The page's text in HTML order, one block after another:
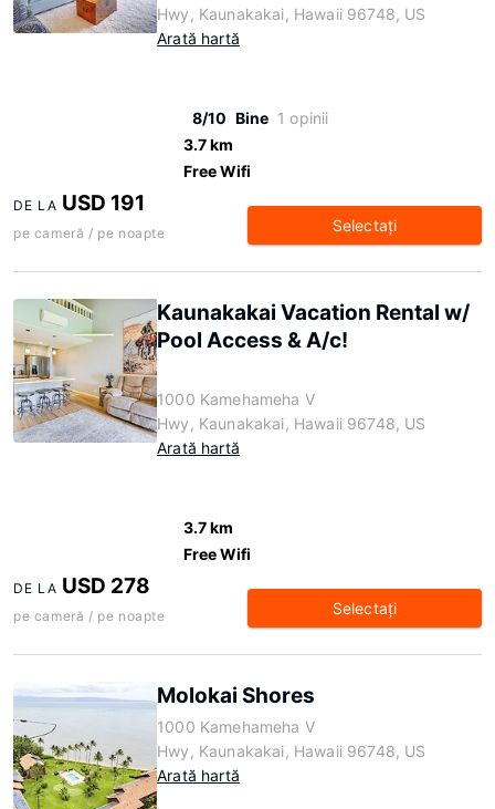
Hwy, Kaunakakai, Hawaii 96748, US
Arată hartă
8/10 Bine 1 opinii
3.7 km
Free Wifi
DE LA USD 191
pe cameră / pe noapte Selectaţi
Kaunakakai Vacation Rental w/
Pool Access & A/c!
1000 Kamehameha V
Hwy, Kaunakakai, Hawaii 96748, US
Arată hartă
3.7 km
Free Wifi
DE LA USD 278
pe cameră / pe noapte Selectaţi
Molokai Shores
1000 Kamehameha V
Hwy, Kaunakakai, Hawaii 96748, US
Arată hartă